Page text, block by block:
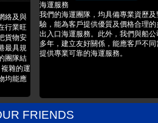
FRIENDS
海運服務
我們的海運團隊，均具備專業資歷及
驗，能為客戶提供優質及價格合理的
出入口海運服務。此外，我們與船公
多年，建立友好關係，能應客戶不同
提供專業可靠的海運服務。
絡及與
行業旺
貨物安
最具規
團隊結
雜的運
均能應